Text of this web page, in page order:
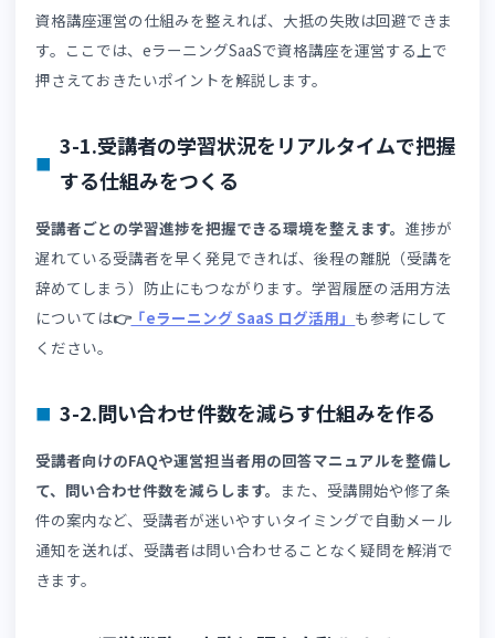
がメールや個人の記録に分散したまま文書化されにくくな
ます。
間がかかるといった属人化が起きやすくなります。
2-6.失敗例⑥：教材をオンライン化しただ
で運営フローを見直していない
教材を動画やPDFに変換しただけで、以下のような運営フ
ーが後回しになっているケースは多くあります。
学習管理・修了判定のフロー
事務処理の手順
受講者のフォロー体制
その原因は、 「ツールを導入すること」が目的になってし
い、運営の仕組みを再設計するという視点が抜け落ちてい